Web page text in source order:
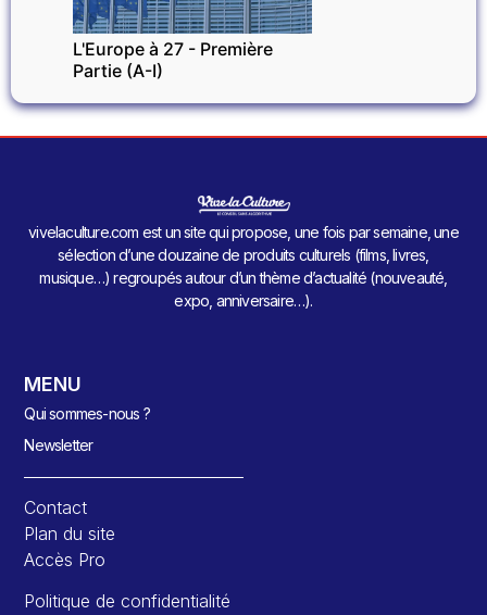
L'Europe à 27 - Première
Partie (A-I)
vivelaculture.com est un site qui propose, une fois par semaine, une
sélection d’une douzaine de produits culturels (films, livres,
musique…) regroupés autour d’un thème d’actualité (nouveauté,
expo, anniversaire…).
MENU
Qui sommes-nous ?
Newsletter
Contact
Plan du site
Accès Pro
Politique de confidentialité